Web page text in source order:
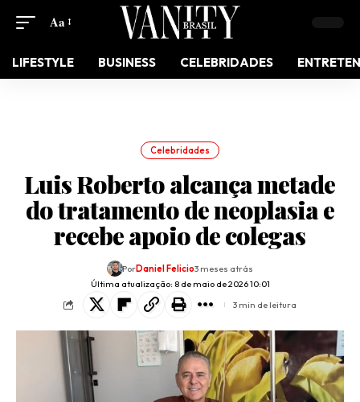
Aa
LIFESTYLE BUSINESS CELEBRIDADES
Celebridades
Luis Roberto alcança metade
do tratamento de neoplasia e
recebe apoio de colegas
Última atualização: 8 de maio de 2026 10:01
PorDaniel Felicio3 meses atrás
3 min de leitura